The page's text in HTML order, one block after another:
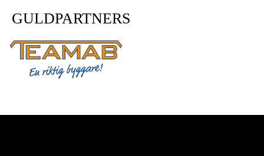
GULDPARTNERS